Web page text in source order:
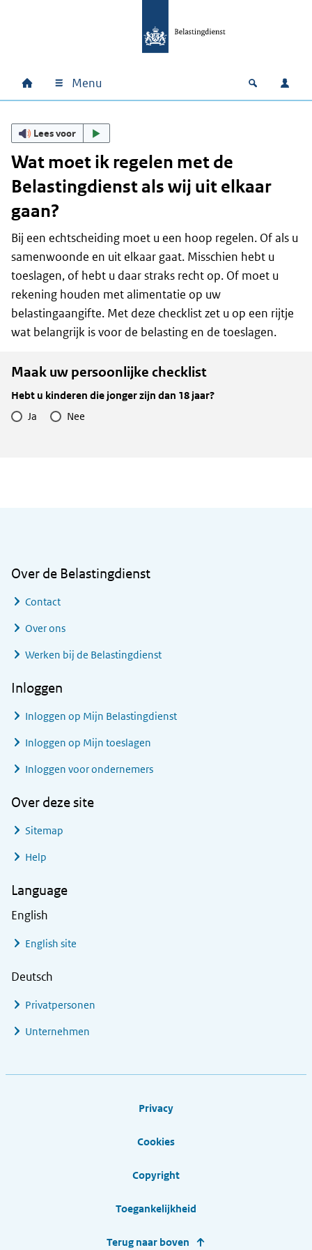
Hoofdnavigatie
Home Menu Open
Lees voor
Wat moet ik regelen met de
Belastingdienst als wij uit elkaar
gaan?
Bij een echtscheiding moet u een hoop regelen. Of als u
samenwoonde en uit elkaar gaat. Misschien hebt u
toeslagen, of hebt u daar straks recht op. Of moet u
rekening houden met alimentatie op uw
belastingaangifte. Met deze checklist zet u op een rijtje
wat belangrijk is voor de belasting en de toeslagen.
Maak uw persoonlijke checklist
Hebt u kinderen die jonger zijn dan 18 jaar?
Ja
Nee
Over de Belastingdienst
Contact
Over ons
Werken bij de Belastingdienst
Inloggen
Inloggen op Mijn Belastingdienst
Inloggen op Mijn toeslagen
Inloggen voor ondernemers
Over deze site
Sitemap
Help
Language
English
English site
Deutsch
Privatpersonen
Unternehmen
Privacy
Cookies
Copyright
Toegankelijkheid
Terug naar boven